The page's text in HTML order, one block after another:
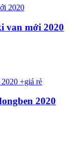
van mới 2020
2020